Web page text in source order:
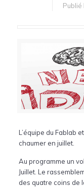
Publié
L’équipe du Fablab
chaumer en juillet.
Au programme un
Juillet. Le
des quatre coins de